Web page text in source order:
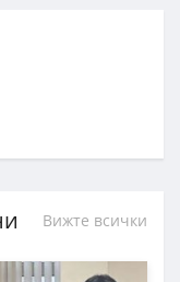
Вижте всички